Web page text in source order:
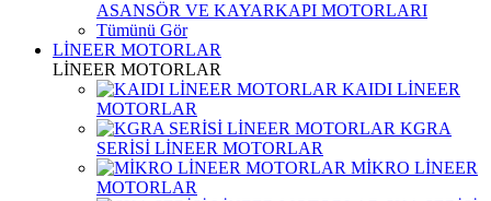
ASANSÖR VE KAYARKAPI MOTORLARI
Tümünü Gör
LİNEER MOTORLAR
LİNEER MOTORLAR
KAIDI LİNEER
MOTORLAR
KGRA
SERİSİ LİNEER MOTORLAR
MİKRO LİNEER
MOTORLAR